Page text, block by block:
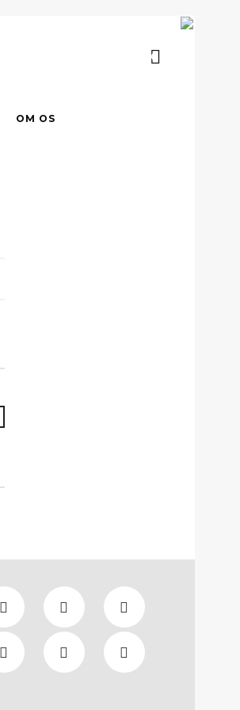
0
OM OS